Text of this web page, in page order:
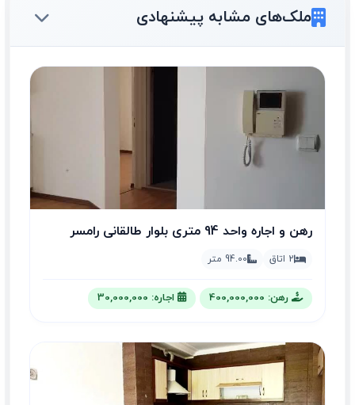
ملک‌های مشابه پیشنهادی
رهن و اجاره واحد 94 متری بلوار طالقانی رامسر
2 اتاق 94.00 متر
رهن: 400,000,000 اجاره: 30,000,000